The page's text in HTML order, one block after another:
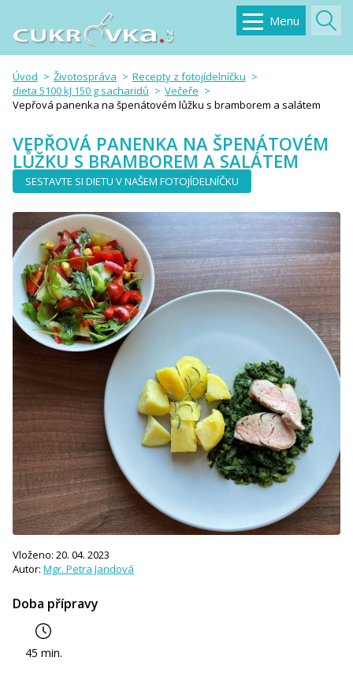
Menu
Úvod Životospráva
Recepty z fotojídelníčku
dieta 5100 kJ 150 g sacharidů
Večeře
Vepřová panenka na špenátovém lůžku s bramborem a salátem
VEPŘOVÁ PANENKA NA ŠPENÁTOVÉM
LŮŽKU S BRAMBOREM A SALÁTEM
SESTAVTE SI DIETU V NAŠEM FOTOJÍDELNÍČKU
Doba přípravy
45 min.
Vloženo: 20. 04. 2023
Autor: Mgr. Petra Jandová